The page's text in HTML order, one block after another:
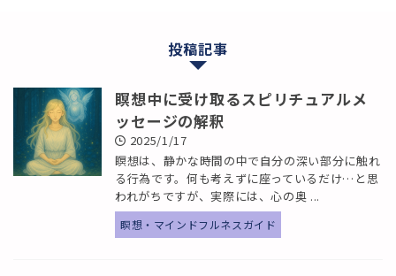
投稿記事
瞑想中に受け取るスピリチュアルメ
ッセージの解釈
2025/1/17
瞑想は、静かな時間の中で自分の深い部分に触れ
る行為です。何も考えずに座っているだけ…と思
われがちですが、実際には、心の奥 ...
瞑想・マインドフルネスガイド